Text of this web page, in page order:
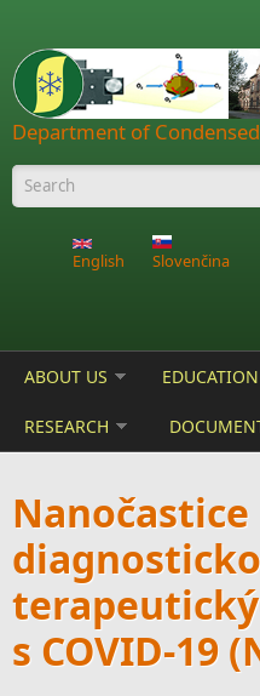
Department of
Search form
English Slovenčina
ABOUT US EDUCATION
RESEARCH
s COVID-19